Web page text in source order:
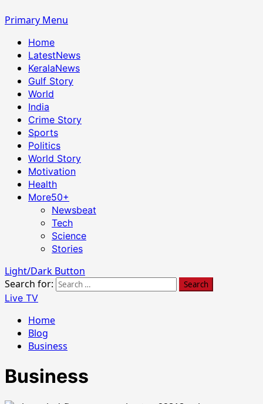
Primary Menu
Home
LatestNews
KeralaNews
Gulf Story
World
India
Crime Story
Sports
Politics
World Story
Motivation
Health
More50+
Newsbeat
Tech
Science
Stories
Light/Dark Button
Search for:
Live TV
Home
Blog
Business
Business